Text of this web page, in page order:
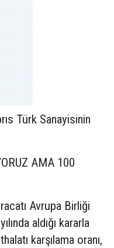
Türk Sanayisinin
AMA 100
Avrupa Birliği
aldığı kararla
karşılama oranı,